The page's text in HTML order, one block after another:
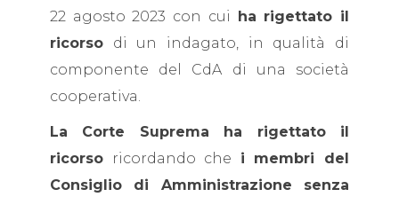
22 agosto 2023 con cui
ha rigettato il
ricorso di un indagato, in qualità di
componente del CdA di una società
cooperativa.
La Corte Suprema ha rigettato il
ricorso ricordando che i membri del
Consiglio di Amministrazione senza